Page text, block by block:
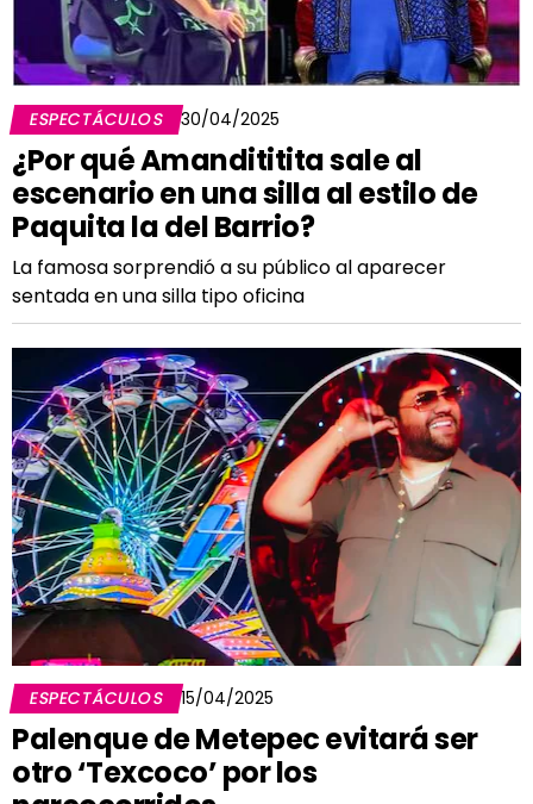
ESPECTÁCULOS 30/04/2025
¿Por qué Amandititita sale al
escenario en una silla al estilo de
Paquita la del Barrio?
La famosa sorprendió a su público al aparecer
sentada en una silla tipo oficina
ESPECTÁCULOS 15/04/2025
Palenque de Metepec evitará ser
otro ‘Texcoco’ por los